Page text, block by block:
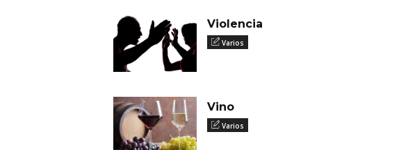
Violencia
Varios
Vino
Varios